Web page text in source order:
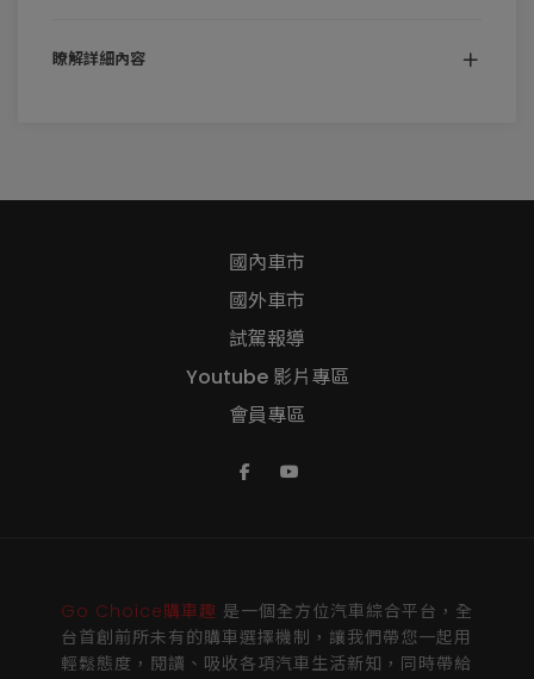
瞭解詳細內容
國內車市
國外車市
試駕報導
Youtube 影片專區
會員專區
Go Choice購車趣 是一個全方位汽車綜合平台，全
台首創前所未有的購車選擇機制，讓我們帶您一起用
輕鬆態度，閱讀、吸收各項汽車生活新知，同時帶給